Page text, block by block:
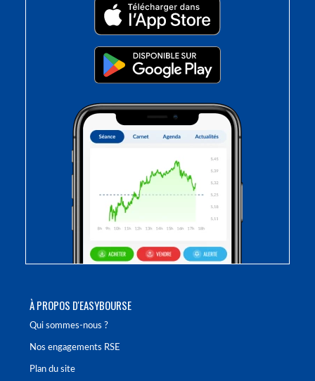
À PROPOS D'EASYBOURSE
Qui sommes-nous ?
Nos engagements RSE
Plan du site